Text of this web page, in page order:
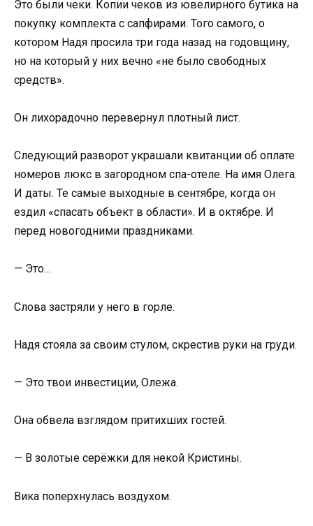
Это были чеки. Копии чеков из ювелирного бутика на
покупку комплекта с сапфирами. Того самого, о
котором Надя просила три года назад на годовщину,
но на который у них вечно «не было свободных
средств».
Он лихорадочно перевернул плотный лист.
Следующий разворот украшали квитанции об оплате
номеров люкс в загородном спа-отеле. На имя Олега.
И даты. Те самые выходные в сентябре, когда он
ездил «спасать объект в области». И в октябре. И
перед новогодними праздниками.
— Это…
Слова застряли у него в горле.
Надя стояла за своим стулом, скрестив руки на груди.
— Это твои инвестиции, Олежа.
Она обвела взглядом притихших гостей.
— В золотые серёжки для некой Кристины.
Вика поперхнулась воздухом.